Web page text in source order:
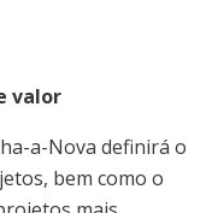
valor
a-Nova definirá o
bem como o